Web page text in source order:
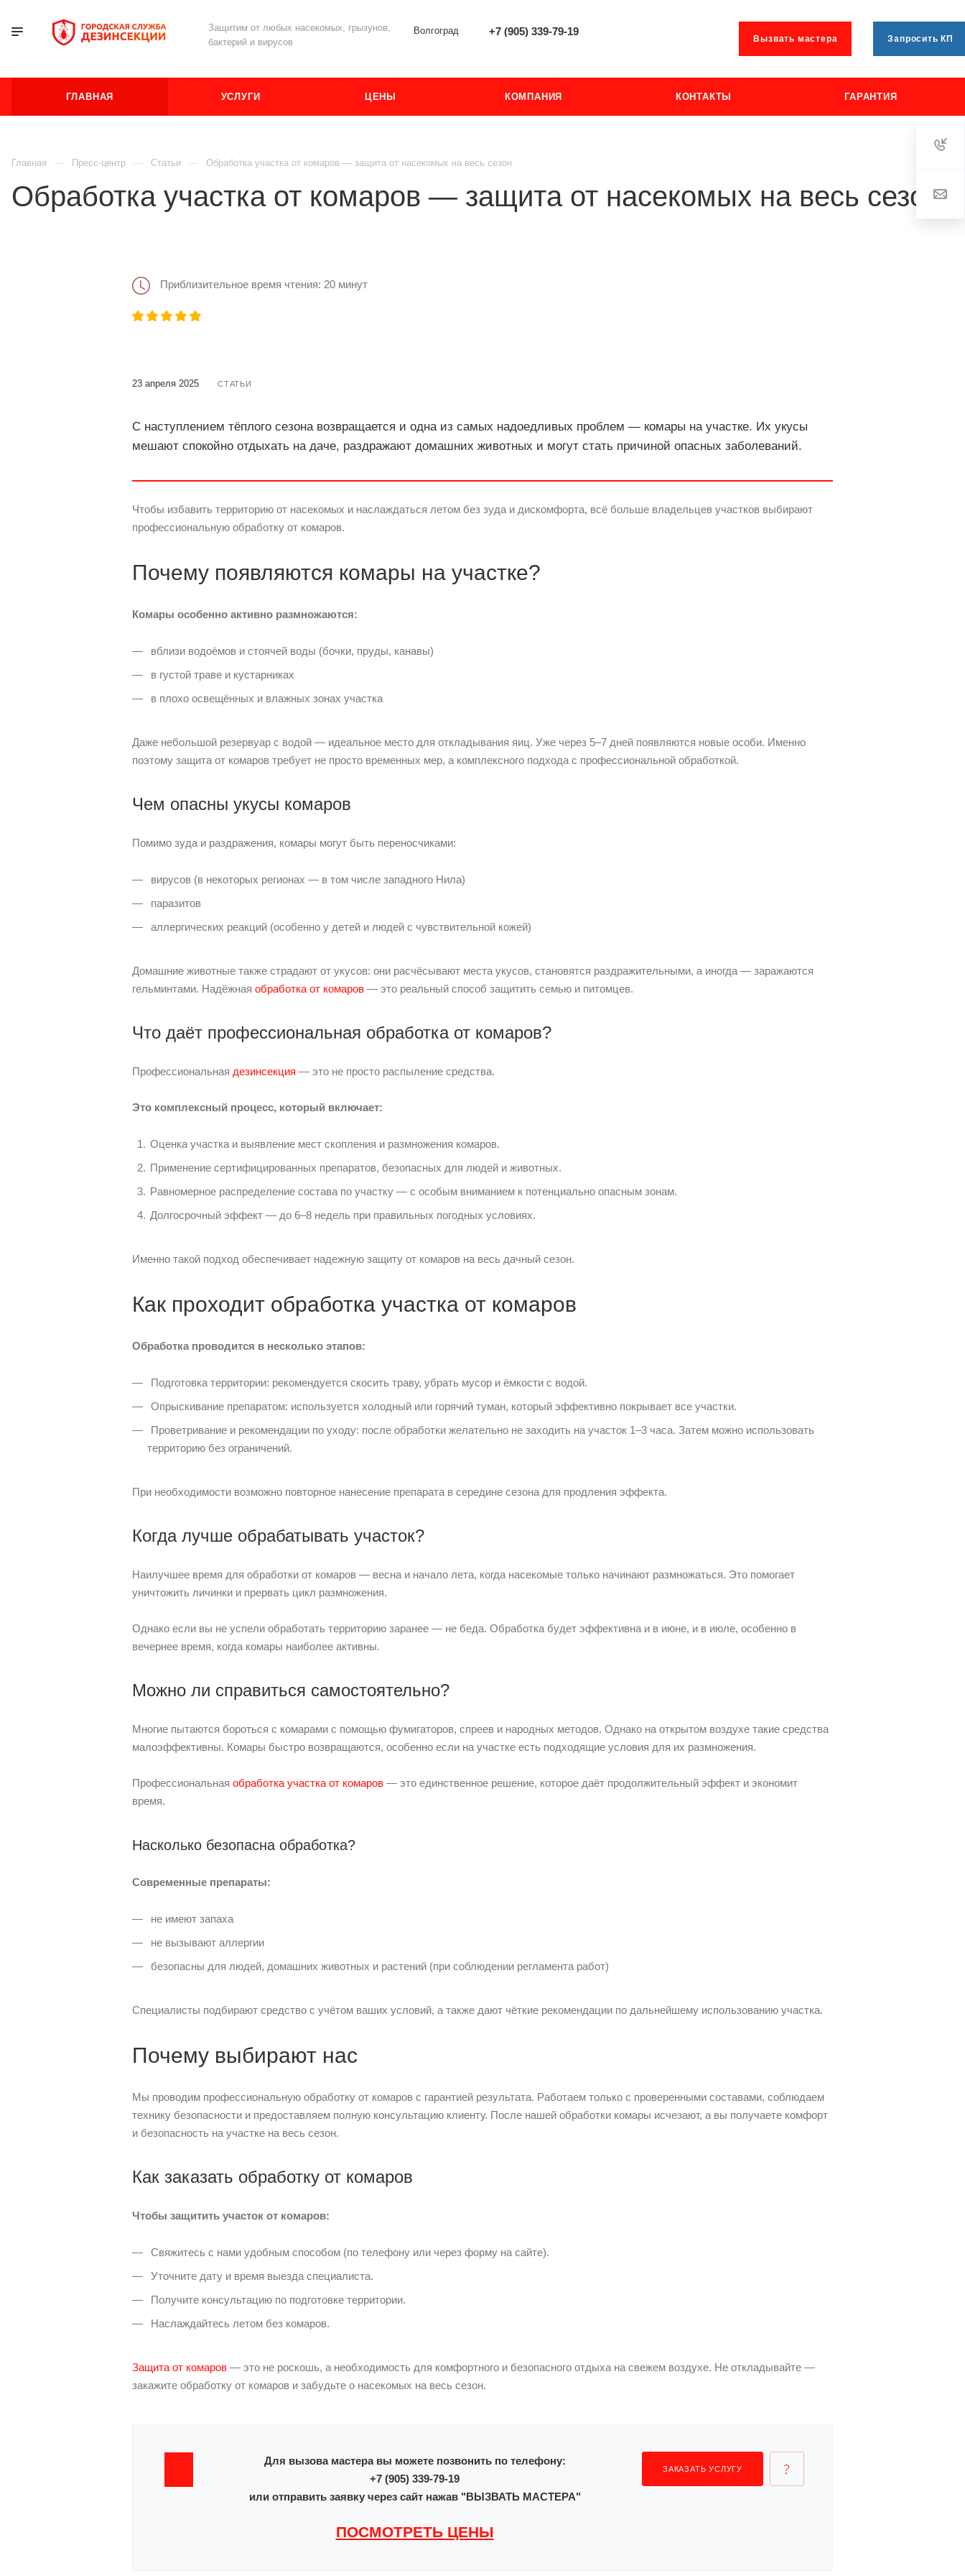
Защитим от любых насекомых, грызунов,
бактерий и вирусов
Волгоград +7 (905) 339-79-19
Вызвать мастера Запросить КП
ГЛАВНАЯ УСЛУГИ ЦЕНЫ КОМПАНИЯ КОНТАКТЫ ГАРАНТИЯ
Главная Пресс-центр Статьи Обработка участка от комаров — защита от насекомых на весь сезон
Обработка участка от комаров — защита от насекомых на весь сезон
Приблизительное время чтения: 20 минут
23 апреля 2025 СТАТЬИ
С наступлением тёплого сезона возвращается и одна из самых надоедливых проблем — комары на участке. Их укусы
мешают спокойно отдыхать на даче, раздражают домашних животных и могут стать причиной опасных заболеваний.
Чтобы избавить территорию от насекомых и наслаждаться летом без зуда и дискомфорта, всё больше владельцев участков выбирают
профессиональную обработку от комаров.
Почему появляются комары на участке?
Комары особенно активно размножаются:
вблизи водоёмов и стоячей воды (бочки, пруды, канавы)
в густой траве и кустарниках
в плохо освещённых и влажных зонах участка
Даже небольшой резервуар с водой — идеальное место для откладывания яиц. Уже через 5–7 дней появляются новые особи. Именно
поэтому защита от комаров требует не просто временных мер, а комплексного подхода с профессиональной обработкой.
Чем опасны укусы комаров
Помимо зуда и раздражения, комары могут быть переносчиками:
вирусов (в некоторых регионах — в том числе западного Нила)
паразитов
аллергических реакций (особенно у детей и людей с чувствительной кожей)
Домашние животные также страдают от укусов: они расчёсывают места укусов, становятся раздражительными, а иногда — заражаются
гельминтами. Надёжная обработка от комаров — это реальный способ защитить семью и питомцев.
Что даёт профессиональная обработка от комаров?
Профессиональная дезинсекция — это не просто распыление средства.
Это комплексный процесс, который включает:
Оценка участка и выявление мест скопления и размножения комаров.
Применение сертифицированных препаратов, безопасных для людей и животных.
Равномерное распределение состава по участку — с особым вниманием к потенциально опасным зонам.
Долгосрочный эффект — до 6–8 недель при правильных погодных условиях.
Именно такой подход обеспечивает надежную защиту от комаров на весь дачный сезон.
Как проходит обработка участка от комаров
Обработка проводится в несколько этапов:
Подготовка территории: рекомендуется скосить траву, убрать мусор и ёмкости с водой.
Опрыскивание препаратом: используется холодный или горячий туман, который эффективно покрывает все участки.
Проветривание и рекомендации по уходу: после обработки желательно не заходить на участок 1–3 часа. Затем можно использовать
территорию без ограничений.
При необходимости возможно повторное нанесение препарата в середине сезона для продления эффекта.
Когда лучше обрабатывать участок?
Наилучшее время для обработки от комаров — весна и начало лета, когда насекомые только начинают размножаться. Это помогает
уничтожить личинки и прервать цикл размножения.
Однако если вы не успели обработать территорию заранее — не беда. Обработка будет эффективна и в июне, и в июле, особенно в
вечернее время, когда комары наиболее активны.
Можно ли справиться самостоятельно?
Многие пытаются бороться с комарами с помощью фумигаторов, спреев и народных методов. Однако на открытом воздухе такие средства
малоэффективны. Комары быстро возвращаются, особенно если на участке есть подходящие условия для их размножения.
Профессиональная обработка участка от комаров — это единственное решение, которое даёт продолжительный эффект и экономит
время.
Насколько безопасна обработка?
Современные препараты:
не имеют запаха
не вызывают аллергии
безопасны для людей, домашних животных и растений (при соблюдении регламента работ)
Специалисты подбирают средство с учётом ваших условий, а также дают чёткие рекомендации по дальнейшему использованию участка.
Почему выбирают нас
Мы проводим профессиональную обработку от комаров с гарантией результата. Работаем только с проверенными составами, соблюдаем
технику безопасности и предоставляем полную консультацию клиенту. После нашей обработки комары исчезают, а вы получаете комфорт
и безопасность на участке на весь сезон.
Как заказать обработку от комаров
Чтобы защитить участок от комаров:
Свяжитесь с нами удобным способом (по телефону или через форму на сайте).
Уточните дату и время выезда специалиста.
Получите консультацию по подготовке территории.
Наслаждайтесь летом без комаров.
Защита от комаров — это не роскошь, а необходимость для комфортного и безопасного отдыха на свежем воздухе. Не откладывайте —
закажите обработку от комаров и забудьте о насекомых на весь сезон.
Для вызова мастера вы можете позвонить по телефону:
+7 (905) 339-79-19
или отправить заявку через сайт нажав "ВЫЗВАТЬ МАСТЕРА"
ПОСМОТРЕТЬ ЦЕНЫ
ЗАКАЗАТЬ УСЛУГУ